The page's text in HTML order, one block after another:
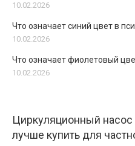
10.02.2026
Что означает синий цвет в
10.02.2026
Что означает фиолетовый
10.02.2026
Циркуляционный
лучше купить для